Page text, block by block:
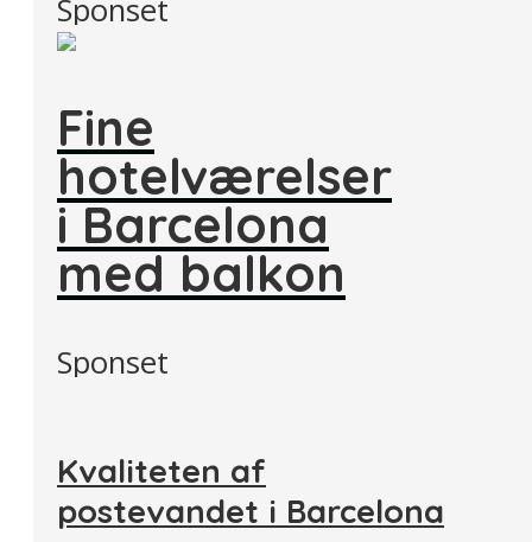
Sponset
Fine
hotelværelser
i Barcelona
med balkon
Sponset
Kvaliteten af
postevandet i Barcelona